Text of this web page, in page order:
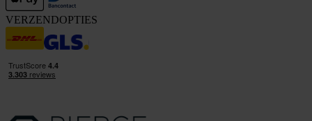
VERZENDOPTIES